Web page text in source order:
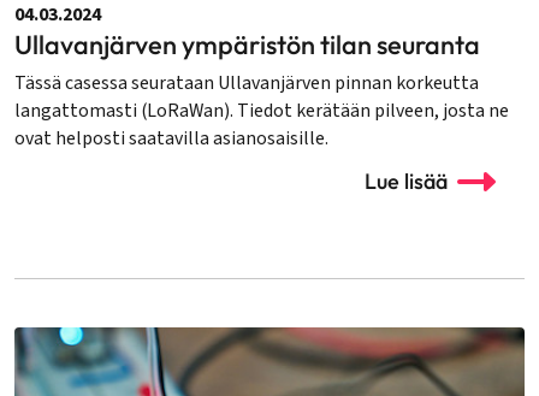
04.03.2024
Ullavanjärven ympäristön tilan seuranta
Tässä casessa seurataan Ullavanjärven pinnan korkeutta
langattomasti (LoRaWan). Tiedot kerätään pilveen, josta ne
ovat helposti saatavilla asianosaisille.
Lue lisää